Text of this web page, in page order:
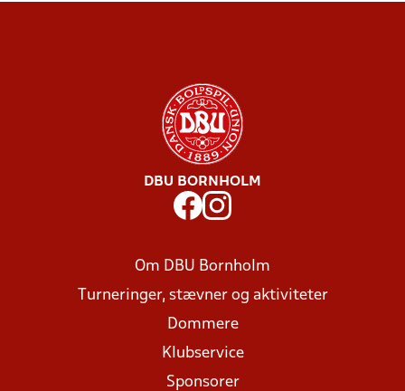
DBU BORNHOLM
Om DBU Bornholm
Turneringer, stævner og aktiviteter
Dommere
Klubservice
Sponsorer